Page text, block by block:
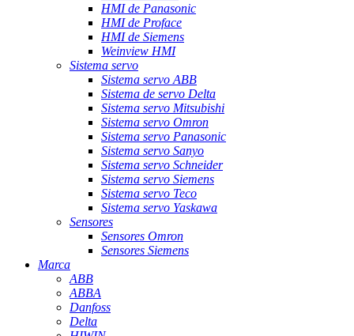
HMI de Panasonic
HMI de Proface
HMI de Siemens
Weinview HMI
Sistema servo
Sistema servo ABB
Sistema de servo Delta
Sistema servo Mitsubishi
Sistema servo Omron
Sistema servo Panasonic
Sistema servo Sanyo
Sistema servo Schneider
Sistema servo Siemens
Sistema servo Teco
Sistema servo Yaskawa
Sensores
Sensores Omron
Sensores Siemens
Marca
ABB
ABBA
Danfoss
Delta